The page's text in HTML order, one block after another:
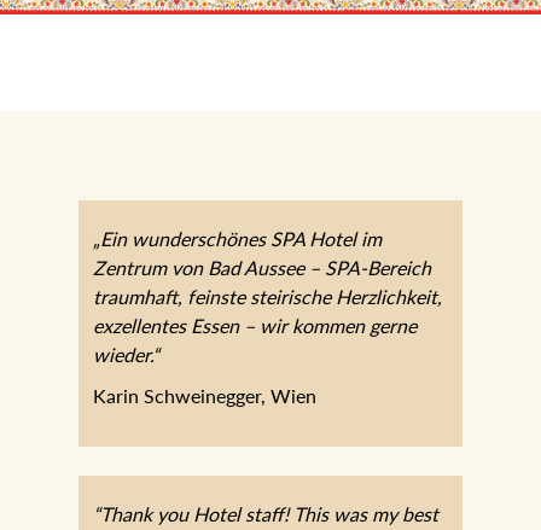
„Ein wunderschönes SPA Hotel im
Zentrum von Bad Aussee – SPA-Bereich
traumhaft, feinste steirische Herzlichkeit,
exzellentes Essen – wir kommen gerne
wieder.“
Karin Schweinegger, Wien
“Thank you Hotel staff! This was my best